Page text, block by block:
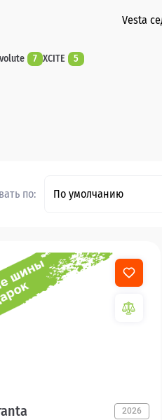
Vesta
7 XCITE 5
по: По умолчанию
2026